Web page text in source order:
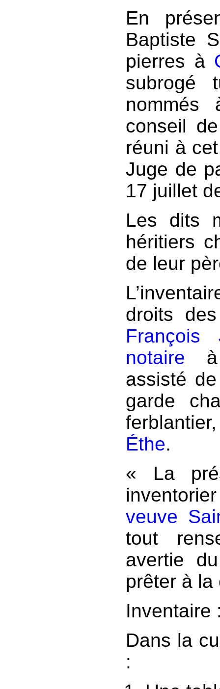
En
Baptiste
pierres à
subrogé
conseil
réuni à
Juge de
17 juillet
Les dits
héritiers
de leur
droits
François
notaire à
assisté
garde
Éthe.
« La
veuve
tout
avertie
prêter à la
Inventaire
Dans la
: